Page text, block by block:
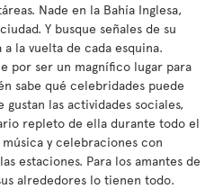
Nade en la Bahía Inglesa,
Y busque señales de su
la vuelta de cada esquina.
por ser un magnífico lugar para
sabe qué celebridades puede
las actividades sociales,
repleto de ella durante todo el
y celebraciones con
estaciones. Para los amantes de
alrededores lo tienen todo.